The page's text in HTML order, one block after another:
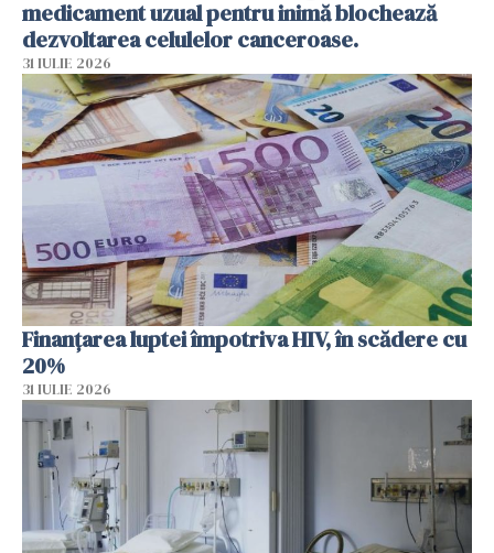
medicament uzual pentru inimă blochează
dezvoltarea celulelor canceroase.
31 IULIE 2026
Finanțarea luptei împotriva HIV, în scădere cu
20%
31 IULIE 2026